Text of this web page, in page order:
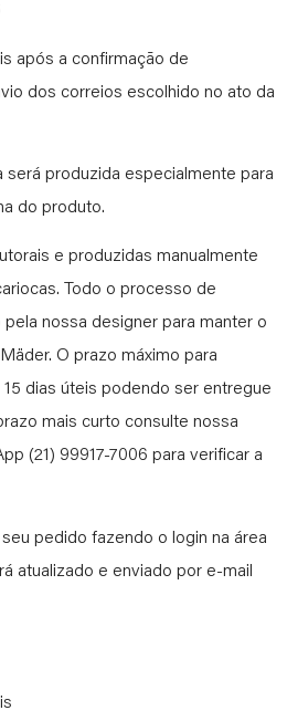
após a confirmação de
dos correios escolhido no ato da
será produzida especialmente para
do produto.
e produzidas manualmente
Todo o processo de
nossa designer para manter o
O prazo máximo para
dias úteis podendo ser entregue
mais curto consulte nossa
(21) 99917-7006 para verificar a
pedido fazendo o login na área
atualizado e enviado por e-mail